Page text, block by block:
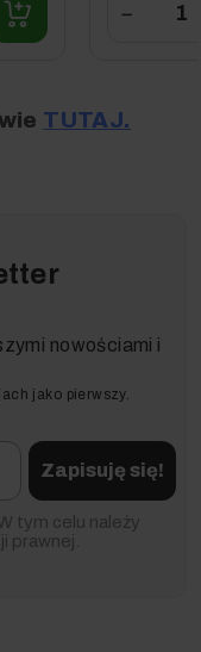
−
TUTAJ.
nowościami i
jako pierwszy.
Zapisuję się!
tym celu należy
prawnej.